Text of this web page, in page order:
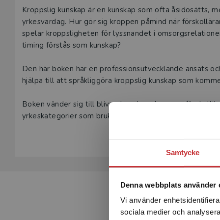
Samtycke
Denna webbplats använder
Vi använder
sociala medier och
Beskrivning
Kroppslig kunskap är en kunskap som ofta åsidosätts,
yrkesvardag. Hur gör sig kroppen påmind när
spelar kroppsligheten för lyssnandet i
timing förstås som kunskap?
Den här boken har en professionsutvecklande ansats
hjälpa till att språkliggöra kroppslig kunskap som
Boken vänder sig till blivande och verksamma
yrkeskategorier som brukar betecknas som